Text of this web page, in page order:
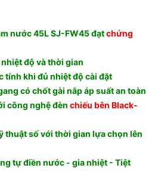
nước 45L SJ-FW45 đạtchứng
độ và thời gian
tính khi đủ nhiệt độ cài đặt
có chốt gài nắp áp suất an toàn
công nghệ đèn chiếu bên Black-
thuật số với thời gian lựa chọn lên
tự điền nước - gia nhiệt - Tiệt